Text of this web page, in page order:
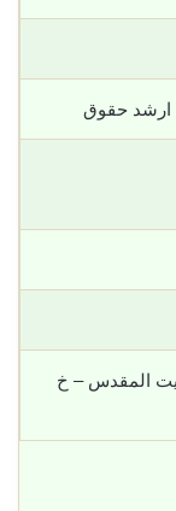
ارشد حقوق
المقدس – خ